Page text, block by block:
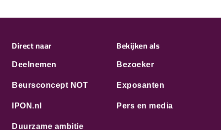
Direct naar
Deelnemen
Beursconcept NOT
IPON.nl
Duurzame ambitie
Bekijken als
Bezoeker
Exposanten
Pers en media